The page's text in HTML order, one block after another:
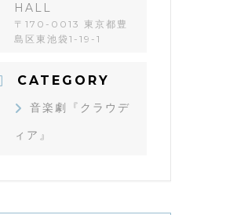
HALL
〒170-0013 東京都豊
島区東池袋1-19-1
CATEGORY
音楽劇『クラウデ
ィア』